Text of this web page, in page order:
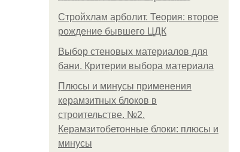
Стройхлам арболит. Теория: второе
рождение бывшего ЦДК
Выбор стеновых материалов для
бани. Критерии выбора материала
Плюсы и минусы применения
керамзитных блоков в
строительстве. №2.
Керамзитобетонные блоки: плюсы и
минусы